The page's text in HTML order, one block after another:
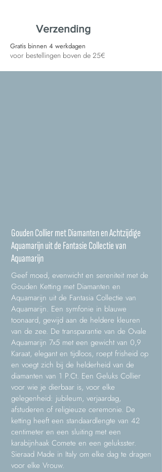
Verzending
Gratis binnen 4 werkdagen
voor bestellingen boven de 25€
Gouden Collier met Diamanten en Achtzijdige
Aquamarijn uit de Fantasie Collectie van
Aquamarijn
Geef moed, evenwicht en sereniteit met de
Gouden Ketting met Diamanten en
Aquamarijn uit de Fantasia Collectie van
Aquamarijn. Een symfonie in blauwe
toonaard, gewijd aan de heldere kleuren
van de zee. De transparantie van de Ovale
Aquamarijn 7x5 met een gewicht van 0,9
Karaat, elegant en tijdloos, roept frisheid op
en voegt zich bij de helderheid van de
diamanten van 1 P.Ct. Een Geluks Collier
voor wie je dierbaar is, voor elke
gelegenheid: jubileum, verjaardag,
afstuderen of religieuze ceremonie. De
ketting heeft een standaardlengte van 42
centimeter en een sluiting met een
karabijnhaak Comete en een geluksster.
Sieraad Made in Italy om elke dag te dragen
voor elke Vrouw.